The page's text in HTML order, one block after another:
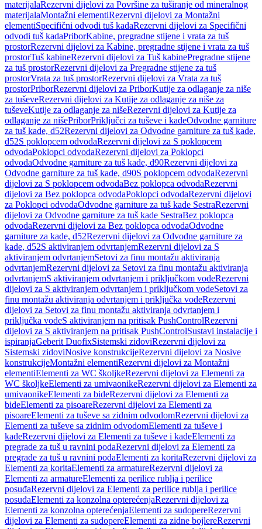
materijalaRezervni dijelovi za Površine za tuširanje od mineralnog
materijalaMontažni elementiRezervni dijelovi za Montažni
elementiSpecifični odvodi tuš kadaRezervni dijelovi za Specifični
odvodi tuš kadaPriborKabine, pregradne stijene i vrata za tuš
prostorRezervni dijelovi za Kabine, pregradne stijene i vrata za tuš
prostorTuš kabineRezervni dijelovi za Tuš kabinePregradne stijene
za tuš prostorRezervni dijelovi za Pregradne stijene za tuš
prostorVrata za tuš prostorRezervni dijelovi za Vrata za tuš
prostorPriborRezervni dijelovi za PriborKutije za odlaganje za niše
za tuševeRezervni dijelovi za Kutije za odlaganje za niše za
tuševeKutije za odlaganje za nišeRezervni dijelovi za Kutije za
odlaganje za nišePriborPriključci za tuševe i kadeOdvodne garniture
za tuš kade, d52Rezervni dijelovi za Odvodne garniture za tuš kade,
d52S poklopcem odvodaRezervni dijelovi za S poklopcem
odvodaPoklopci odvodaRezervni dijelovi za Poklopci
odvodaOdvodne garniture za tuš kade, d90Rezervni dijelovi za
Odvodne garniture za tuš kade, d90S poklopcem odvodaRezervni
dijelovi za S poklopcem odvodaBez poklopca odvodaRezervni
dijelovi za Bez poklopca odvodaPoklopci odvodaRezervni dijelovi
za Poklopci odvodaOdvodne garniture za tuš kade SestraRezervni
dijelovi za Odvodne garniture za tuš kade SestraBez poklopca
odvodaRezervni dijelovi za Bez poklopca odvodaOdvodne
garniture za kade, d52Rezervni dijelovi za Odvodne garniture za
kade, d52S aktiviranjem odvrtanjemRezervni dijelovi za S
aktiviranjem odvrtanjemSetovi za finu montažu aktiviranja
odvrtanjemRezervni dijelovi za Setovi za finu montažu aktiviranja
odvrtanjemS aktiviranjem odvrtanjem i priključkom vodeRezervni
dijelovi za S aktiviranjem odvrtanjem i priključkom vodeSetovi za
finu montažu aktiviranja odvrtanjem i priključka vodeRezervni
dijelovi za Setovi za finu montažu aktiviranja odvrtanjem i
priključka vodeS aktiviranjem na pritisak PushControlRezervni
dijelovi za S aktiviranjem na pritisak PushControlSustavi instalacije i
ispiranjaGeberit DuofixSistemski zidoviRezervni dijelovi za
Sistemski zidoviNosive konstrukcijeRezervni dijelovi za Nosive
konstrukcijeMontažni elementiRezervni dijelovi za Montažni
elementiElementi za WC školjkeRezervni dijelovi za Elementi za
WC školjkeElementi za umivaonikeRezervni dijelovi za Elementi za
umivaonikeElementi za bideRezervni dijelovi za Elementi za
bideElementi za pisoareRezervni dijelovi za Elementi za
pisoareElementi za tuševe sa zidnim odvodomRezervni dijelovi za
Elementi za tuševe sa zidnim odvodomElementi za tuševe i
kadeRezervni dijelovi za Elementi za tuševe i kadeElementi za
pregrade za tuš u ravnini podaRezervni dijelovi za Elementi za
pregrade za tuš u ravnini podaElementi za koritaRezervni dijelovi za
Elementi za koritaElementi za armatureRezervni dijelovi za
Elementi za armatureElementi za perilice rublja i perilice
posuđaRezervni dijelovi za Elementi za perilice rublja i perilice
posuđaElementi za konzolna opterećenjaRezervni dijelovi za
Elementi za konzolna opterećenjaElementi za sudopereRezervni
dijelovi za Elementi za sudopereElementi za zidne bojlereRezervni